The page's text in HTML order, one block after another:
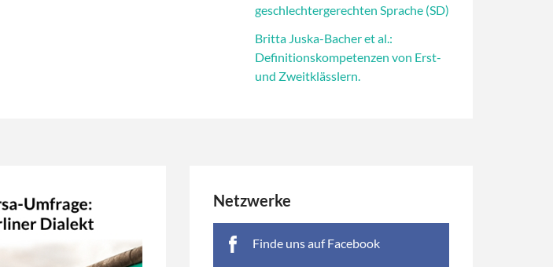
geschlechtergerechten Sprache (SD)
Britta Juska-Bacher et al.:
Definitionskompetenzen von Erst-
und Zweitklässlern.
Netzwerke
Finde uns auf Facebook